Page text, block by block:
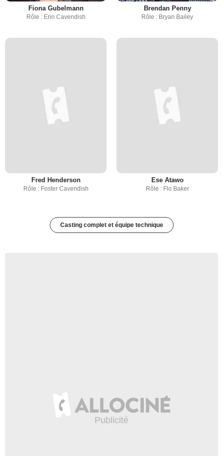
Fiona Gubelmann
Rôle : Erin Cavendish
Brendan Penny
Rôle : Bryan Bailey
Fred Henderson
Rôle : Foster Cavendish
Ese Atawo
Rôle : Flo Baker
Casting complet et équipe technique